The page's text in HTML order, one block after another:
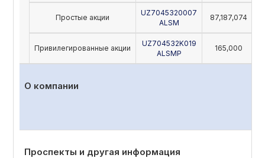
Простые акции
UZ7045320007
ALSM
87,187,074
Привилегированные акции
UZ704532K019
ALSMP
165,000
О компании
Проспекты и другая информация